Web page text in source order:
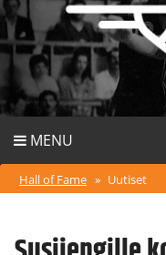
MENU
Hall of Fame » Uutiset